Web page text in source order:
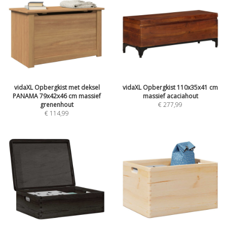
vidaXL Opbergkist met deksel
PANAMA 79x42x46 cm massief
grenenhout
€ 114,99
vidaXL Opbergkist 110x35x41 cm
massief acaciahout
€ 277,99